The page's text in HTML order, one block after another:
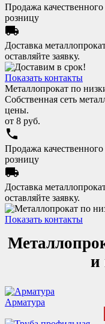
Продажа
розницу
local_shipping
Доставка
оставляйте заявку.
Показать контакты
Металлопрокат по
Собственная сеть
цены.
от 8 руб.
phone
Продажа
розницу
local_shipping
Доставка
оставляйте заявку.
Показать контакты
и
Арматура